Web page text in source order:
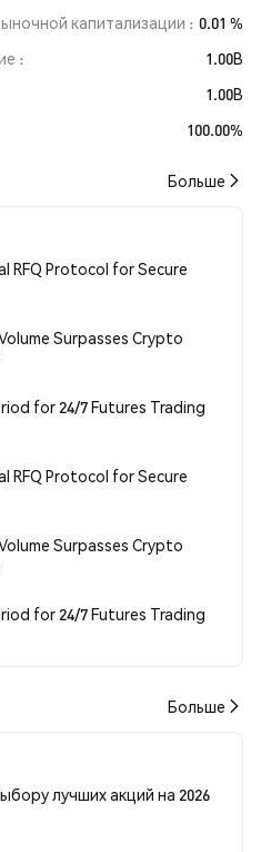
капитализации
0.01 %
1.00B
1.00B
100.00%
Больше
RFQ Protocol for Secure
Surpasses Crypto
for 24/7 Futures Trading
RFQ Protocol for Secure
Surpasses Crypto
for 24/7 Futures Trading
Больше
лучших акций на 2026